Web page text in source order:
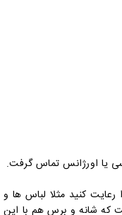
یا اورژانس تماس گرفت.
کنید مثلا لباس ها
است که شانه و برس هم با